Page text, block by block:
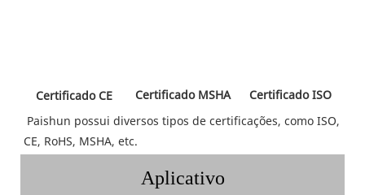
Certificado CE Certificado MSHA
Certificado ISO
Paishun possui diversos tipos de certificações, como ISO,
CE, RoHS, MSHA, etc.
Aplicativo